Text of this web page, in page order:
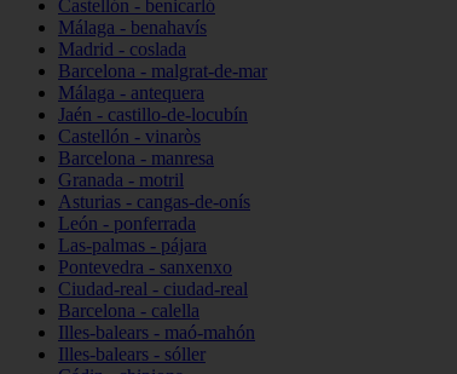
Castellón - benicarló
Málaga - benahavís
Madrid - coslada
Barcelona - malgrat-de-mar
Málaga - antequera
Jaén - castillo-de-locubín
Castellón - vinaròs
Barcelona - manresa
Granada - motril
Asturias - cangas-de-onís
León - ponferrada
Las-palmas - pájara
Pontevedra - sanxenxo
Ciudad-real - ciudad-real
Barcelona - calella
Illes-balears - maó-mahón
Illes-balears - sóller